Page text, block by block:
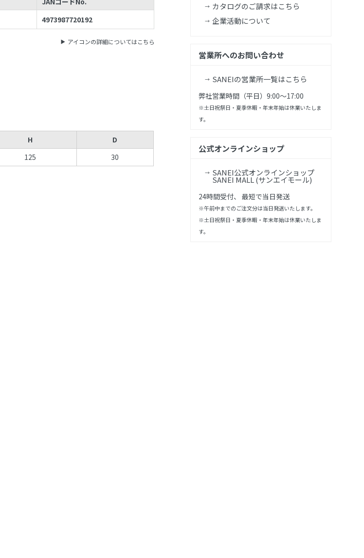
4973987720192
アイコンの詳細についてはこちら
H
D
125 30
カタログのご請求はこちら
企業活動について
営業所へのお問い合わせ
SANEIの営業所一覧はこちら
弊社営業時間（平日）9:00～17:00
※土日祝祭日・夏季休暇・年末年始は休業いたしま
す。
公式オンラインショップ
SANEI公式オンラインショップ
SANEI MALL (サンエイモール)
24時間受付、 最短で当日発送
※午前中までのご注文分は当日発送いたします。
※土日祝祭日・夏季休暇・年末年始は休業いたしま
す。